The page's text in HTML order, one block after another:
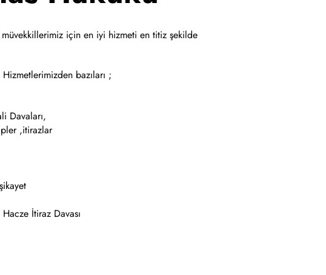
için en iyi hizmeti en titiz şekilde
bazıları ;
Davaları,
,itirazlar
İtiraz Davası